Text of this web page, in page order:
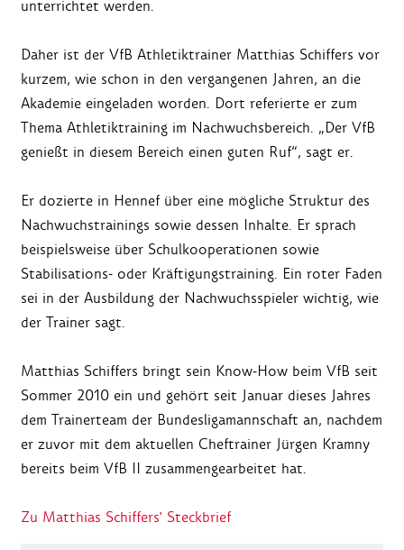
unterrichtet werden.
Daher ist der VfB Athletiktrainer Matthias Schiffers vor
kurzem, wie schon in den vergangenen Jahren, an die
Akademie eingeladen worden. Dort referierte er zum
Thema Athletiktraining im Nachwuchsbereich. „Der VfB
genießt in diesem Bereich einen guten Ruf“, sagt er.
Er dozierte in Hennef über eine mögliche Struktur des
Nachwuchstrainings sowie dessen Inhalte. Er sprach
beispielsweise über Schulkooperationen sowie
Stabilisations- oder Kräftigungstraining. Ein roter Faden
sei in der Ausbildung der Nachwuchsspieler wichtig, wie
der Trainer sagt.
Matthias Schiffers bringt sein Know-How beim VfB seit
Sommer 2010 ein und gehört seit Januar dieses Jahres
dem Trainerteam der Bundesligamannschaft an, nachdem
er zuvor mit dem aktuellen Cheftrainer Jürgen Kramny
bereits beim VfB II zusammengearbeitet hat.
Zu Matthias Schiffers' Steckbrief